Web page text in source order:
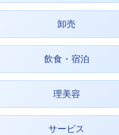
卸売
飲食・宿泊
理美容
サービス